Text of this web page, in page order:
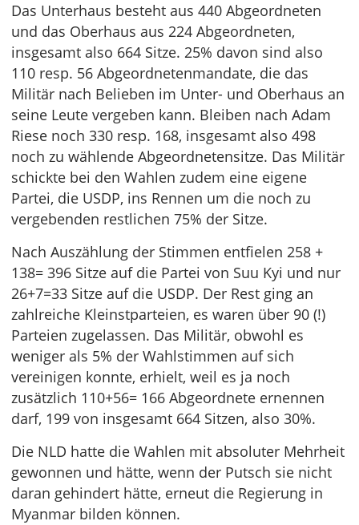
Das Unterhaus besteht aus 440 Abgeordneten
und das Oberhaus aus 224 Abgeordneten,
insgesamt also 664 Sitze. 25% davon sind also
110 resp. 56 Abgeordnetenmandate, die das
Militär nach Belieben im Unter- und Oberhaus an
seine Leute vergeben kann. Bleiben nach Adam
Riese noch 330 resp. 168, insgesamt also 498
noch zu wählende Abgeordnetensitze. Das Militär
schickte bei den Wahlen zudem eine eigene
Partei, die USDP, ins Rennen um die noch zu
vergebenden restlichen 75% der Sitze.
Nach Auszählung der Stimmen entfielen 258 +
138= 396 Sitze auf die Partei von Suu Kyi und nur
26+7=33 Sitze auf die USDP. Der Rest ging an
zahlreiche Kleinstparteien, es waren über 90 (!)
Parteien zugelassen. Das Militär, obwohl es
weniger als 5% der Wahlstimmen auf sich
vereinigen konnte, erhielt, weil es ja noch
zusätzlich 110+56= 166 Abgeordnete ernennen
darf, 199 von insgesamt 664 Sitzen, also 30%.
Die NLD hatte die Wahlen mit absoluter Mehrheit
gewonnen und hätte, wenn der Putsch sie nicht
daran gehindert hätte, erneut die Regierung in
Myanmar bilden können.